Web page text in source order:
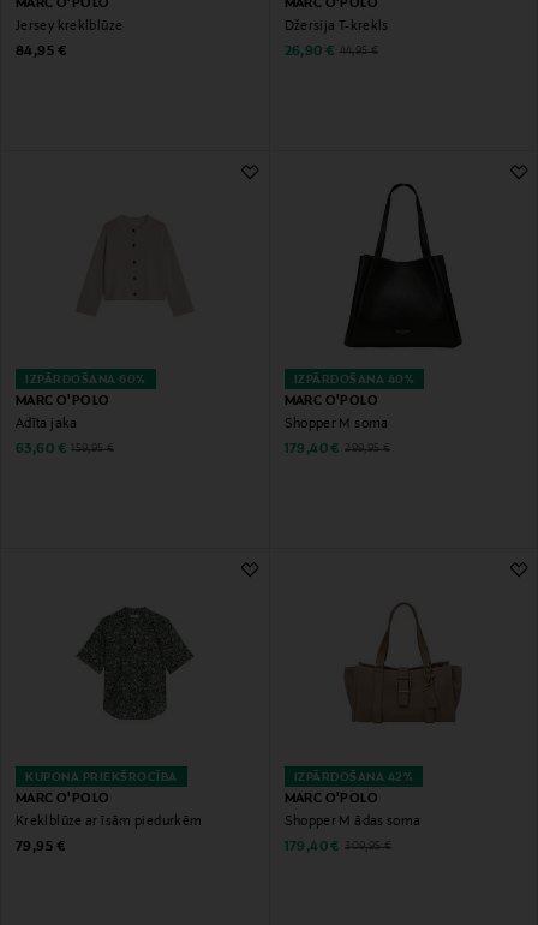
MARC O'POLO
Jersey kreklblūze
Original Price
84,95 €
MARC O'POLO
Džersija T-krekls
Discounted Price
26,90 € Original Price
44,95 €
IZPĀRDOŠANA 60%
MARC O'POLO
Adīta jaka
Discounted Price
63,60 € Original Price
159,95 €
IZPĀRDOŠANA 40%
MARC O'POLO
Shopper M soma
Discounted Price
179,40 € Original Price
299,95 €
KUPONA PRIEKŠROCĪBA
MARC O'POLO
Kreklblūze ar īsām piedurkēm
Original Price
79,95 €
IZPĀRDOŠANA 42%
MARC O'POLO
Shopper M ādas soma
Discounted Price
179,40 € Original Price
309,95 €